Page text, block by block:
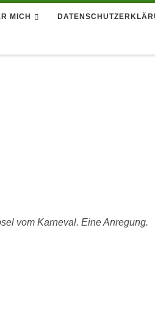
MICH
vom Karneval. Eine Anregung.